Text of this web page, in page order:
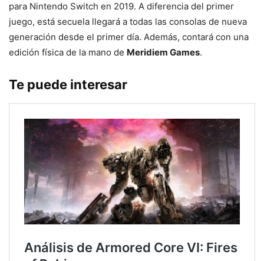
para Nintendo Switch en 2019. A diferencia del primer
juego, está secuela llegará a todas las consolas de nueva
generación desde el primer día. Además, contará con una
edición física de la mano de Meridiem Games.
Te puede interesar